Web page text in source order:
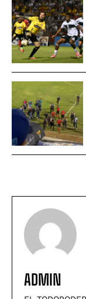
ADMIN